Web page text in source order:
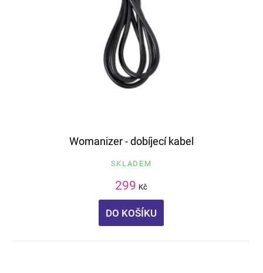
Womanizer - dobíjecí kabel
SKLADEM
299 Kč
DO KOŠÍKU